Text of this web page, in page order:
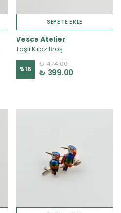
SEPETE EKLE
Vesce Atelier
Taşlı Kiraz Broş
%16
₺ 474.00
₺ 399.00